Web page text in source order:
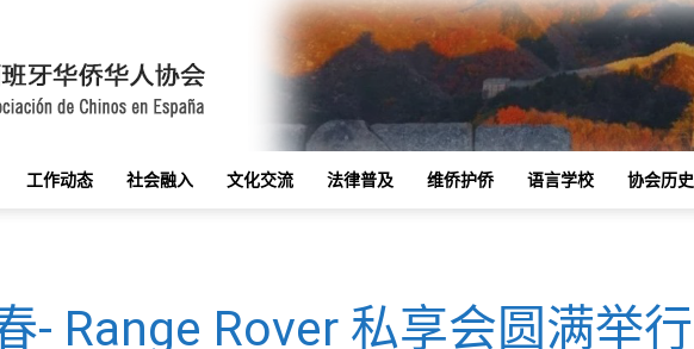
班
华
华
人
工作动态 社会融入 文化交流 法律普及 维侨护侨 语言学校 协会历史
- Range Rover 私享会圆满举行